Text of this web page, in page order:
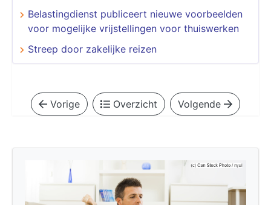
Belastingdienst publiceert nieuwe voorbeelden
voor mogelijke vrijstellingen voor thuiswerken
Streep door zakelijke reizen
Vorige Overzicht Volgende